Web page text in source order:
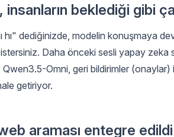
beklediği gibi
hı" dediğinizde, modelin konuşmaya
istersiniz. Daha önceki sesli yapay zeka
Qwen3.5-Omni, geri bildirimler
getiriyor.
araması entegre edildi